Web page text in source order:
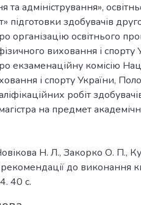
та адміністрування»,
здобувачів
організацію освітнього
виховання і
екзаменаційну комісію
і спорту України,
робіт
на предмет
Н. Л., Закорко О. П.,
до виконання
40 с.